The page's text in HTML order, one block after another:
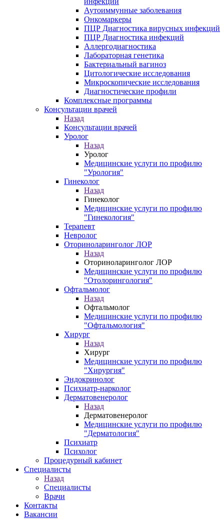
Аутоиммунные заболевания
Онкомаркеры
ПЦР Диагностика вирусных инфекций
ПЦР Диагностика инфекций
Аллергодиагностика
Лабораторная генетика
Бактериальный вагиноз
Цитологические исследования
Микроскопические исследования
Диагностические профили
Комплексные программы
Консультации врачей
Назад
Консультации врачей
Уролог
Назад
Уролог
Медицинские услуги по профилю
"Урология"
Гинеколог
Назад
Гинеколог
Медицинские услуги по профилю
"Гинекология"
Терапевт
Невролог
Оториноларинголог ЛОР
Назад
Оториноларинголог ЛОР
Медицинские услуги по профилю
"Отолорингология"
Офтальмолог
Назад
Офтальмолог
Медицинские услуги по профилю
"Офтальмология"
Хирург
Назад
Хирург
Медицинские услуги по профилю
"Хирургия"
Эндокринолог
Психиатр-нарколог
Дерматовенеролог
Назад
Дерматовенеролог
Медицинские услуги по профилю
"Дерматология"
Психиатр
Психолог
Процедурный кабинет
Специалисты
Назад
Специалисты
Врачи
Контакты
Вакансии